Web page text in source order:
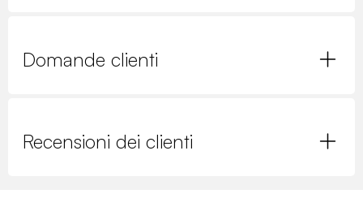
Domande clienti
Recensioni dei clienti